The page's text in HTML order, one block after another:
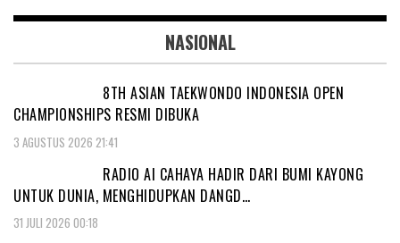
NASIONAL
8TH ASIAN TAEKWONDO INDONESIA OPEN
CHAMPIONSHIPS RESMI DIBUKA
3 AGUSTUS 2026 21:41
RADIO AI CAHAYA HADIR DARI BUMI KAYONG
UNTUK DUNIA, MENGHIDUPKAN DANGD…
31 JULI 2026 00:18